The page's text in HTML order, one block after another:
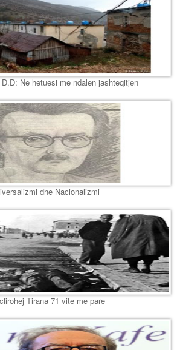
Ne hetuesi me ndalen jashteqitjen
dhe Nacionalizmi
Tirana 71 vite me pare